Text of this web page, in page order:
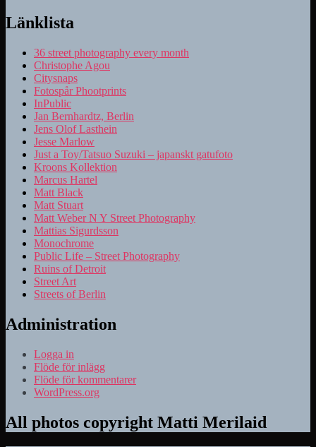
Länklista
36 street photography every month
Christophe Agou
Citysnaps
Fotospår Phootprints
InPublic
Jan Bernhardtz, Berlin
Jens Olof Lasthein
Jesse Marlow
Just a Toy/Tatsuo Suzuki – japanskt gatufoto
Kroons Kollektion
Marcus Hartel
Matt Black
Matt Stuart
Matt Weber N Y Street Photography
Mattias Sigurdsson
Monochrome
Public Life – Street Photography
Ruins of Detroit
Street Art
Streets of Berlin
Administration
Logga in
Flöde för inlägg
Flöde för kommentarer
WordPress.org
All photos copyright Matti Merilaid